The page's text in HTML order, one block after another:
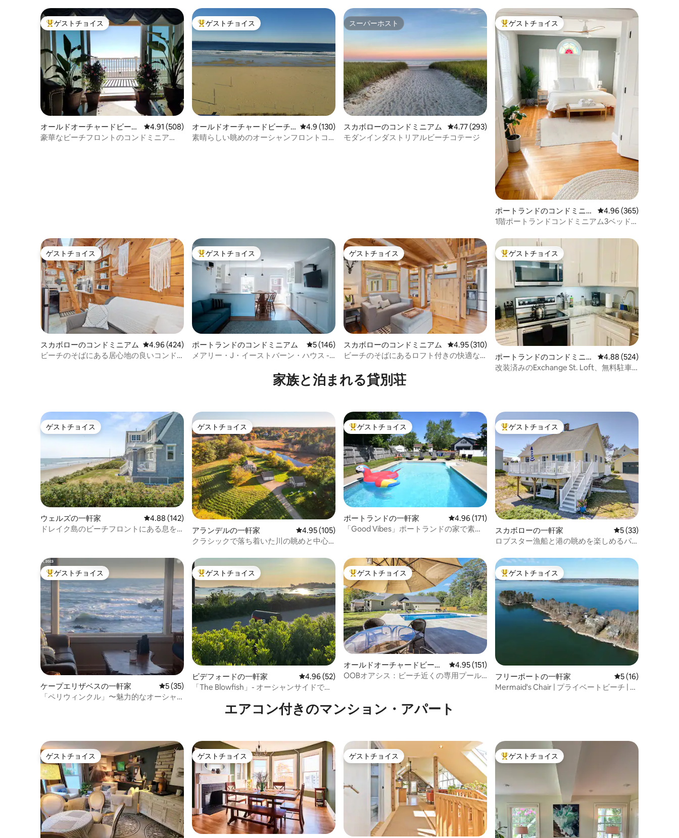
大好評のゲストチョイスです。
ゲストチョイス
オールドオーチャードビーチ
のコンドミニアム
レビュー508件、5つ星中4.91つ星の平均評価
4.91 (508)
豪華なビーチフロントのコンドミニア
大好評のゲストチョイスです。
ゲストチョイス
オールドオーチャードビーチ
のコンドミニアム
レビュー130件、5つ星中4.9つ星の平均評価
4.9 (130)
素晴らしい眺めのオーシャンフロントコ
スーパーホスト
スーパーホスト
スカボローのコンドミニアム レビュー293件、5つ星中4.77つ星の平均評価
4.77 (293)
モダンインダストリアルビーチコテージ
大好評のゲストチョイスです。
ゲストチョイス
ポートランドのコンドミニア
ム
レビュー365件、5つ星
4.96 (365)
1階ポートランドコンドミニアム3ベッド2
ゲストチョイス
ゲストチョイス
スカボローのコンドミニアム レビュー424件、5つ星中4.96つ星の平均評価
4.96 (424)
ビーチのそばにある居心地の良いコンド
大好評のゲストチョイスです。
ゲストチョイス
ポートランドのコンドミニアム レビュー146件、5つ星中5つ星の平均評価
5 (146)
メアリー・J・イーストバーン・ハウス -
ゲストチョイス
ゲストチョイス
スカボローのコンドミニアム レビュー310件、5つ星中4.95つ星の平均評価
4.95 (310)
ビーチのそばにあるロフト付きの快適な
大好評のゲストチョイスです。
ゲストチョイス
ポートランドのコンドミニア
ム
レビュー524件、5つ星
4.88 (524)
改装済みのExchange St. Loft、無料駐車
家族と泊まれる貸別荘
ゲストチョイス
ゲストチョイス
ウェルズの一軒家 レビュー142件、5つ星中4.88つ星の平均評価
4.88 (142)
ドレイク島のビーチフロントにある息を
ゲストチョイス
ゲストチョイス
アランデルの一軒家 レビュー105件、5つ星中4.95つ星の平均評価
4.95 (105)
クラシックで落ち着いた川の眺めと中心
大好評のゲストチョイスです。
ゲストチョイス
ポートランドの一軒家 レビュー171件、5つ星中4.96つ星の平均評価
4.96 (171)
「Good Vibes」ポートランドの家で素晴
大好評のゲストチョイスです。
ゲストチョイス
スカボローの一軒家 レビュー33件、5
5 (33)
ロブスター漁船と港の眺めを楽しめるパ
大好評のゲストチョイスです。
ゲストチョイス
ケープエリザベスの一軒家 レビュー35件、5つ星中5つ星の平均評価
5 (35)
「ペリウィンクル」〜魅力的なオーシャ
大好評のゲストチョイスです。
ゲストチョイス
ビデフォードの一軒家 レビュー52件、5つ星中4.96つ星の平均評価
4.96 (52)
「The Blowfish」- オーシャンサイドでの
大好評のゲストチョイスです。
ゲストチョイス
オールドオーチャードビーチ
の一軒家
レビュー151件、5つ星中4.95つ星の平均評価
4.95 (151)
OOBオアシス：ビーチ近くの専用プール
大好評のゲストチョイスです。
ゲストチョイス
フリーポートの一軒家 レビュー16件、5
5 (16)
Mermaid's Chair | プライベートビーチ | ジ
エアコン付きのマンション・アパート
ゲストチョイス
ゲストチョイス ゲストチョイス
ゲストチョイス ゲストチョイス
ゲストチョイス 大好評のゲストチョイスです。
ゲストチョイス